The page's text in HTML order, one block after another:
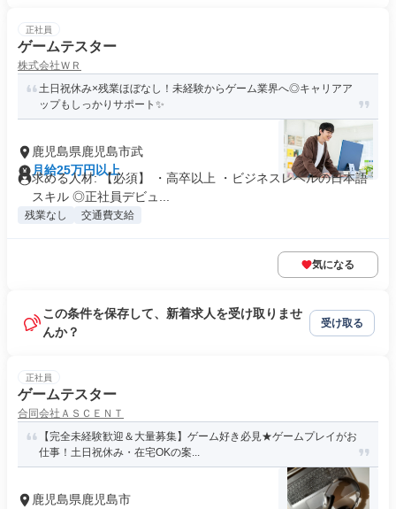
正社員
ゲームテスター
株式会社ＷＲ
土日祝休み×残業ほぼなし！未経験からゲーム業界へ◎キャリアア
ップもしっかりサポート✨
鹿児島県鹿児島市武
月給25万円以上
求める人材: 【必須】 ・高卒以上 ・ビジネスレベルの日本語
スキル ◎正社員デビュ...
残業なし 交通費支給
気になる
この条件を保存して、新着求人を受け取りませ
んか？
受け取る
正社員
ゲームテスター
合同会社ＡＳＣＥＮＴ
【完全未経験歓迎＆大量募集】ゲーム好き必見★ゲームプレイがお
仕事！土日祝休み・在宅OKの案...
鹿児島県鹿児島市